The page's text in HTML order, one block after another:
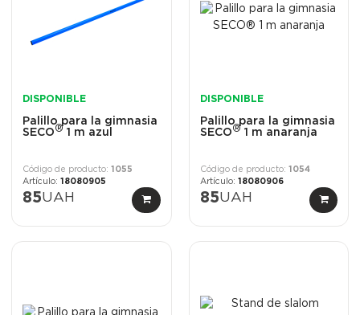
DISPONIBLE
Palillo para la gimnasia
SECO® 1 m azul
1055
18080905
85UAH
DISPONIBLE
Palillo para la gimnasia
SECO® 1 m anaranja
1054
18080906
85UAH